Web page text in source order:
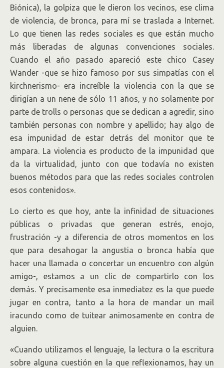
Biónica), la golpiza que le dieron los vecinos, ese clima
de violencia, de bronca, para mí se traslada a Internet.
Lo que tienen las redes sociales es que están mucho
más liberadas de algunas convenciones sociales.
Cuando el año pasado apareció este chico Casey
Wander -que se hizo famoso por sus simpatías con el
kirchnerismo- era increíble la violencia con la que se
dirigían a un nene de sólo 11 años, y no solamente por
parte de trolls o personas que se dedican a agredir, sino
también personas con nombre y apellido; hay algo de
esa impunidad de estar detrás del monitor que te
ampara. La violencia es producto de la impunidad que
da la virtualidad, junto con que todavía no existen
buenos métodos para que las redes sociales controlen
esos contenidos».
Lo cierto es que hoy, ante la infinidad de situaciones
públicas o privadas que generan estrés, enojo,
frustración -y a diferencia de otros momentos en los
que para desahogar la angustia o bronca había que
hacer una llamada o concertar un encuentro con algún
amigo-, estamos a un clic de compartirlo con los
demás. Y precisamente esa inmediatez es la que puede
jugar en contra, tanto a la hora de mandar un mail
iracundo como de tuitear animosamente en contra de
alguien.
«Cuando utilizamos el lenguaje, la lectura o la escritura
sobre alguna cuestión en la que reflexionamos, hay un